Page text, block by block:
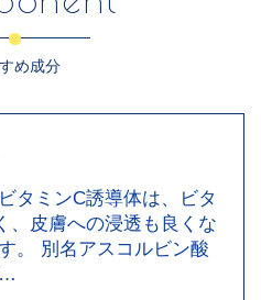
め成分
タミンC誘導体は、ビタ
、皮膚への浸透も良くな
。 別名アスコルビン酸
…